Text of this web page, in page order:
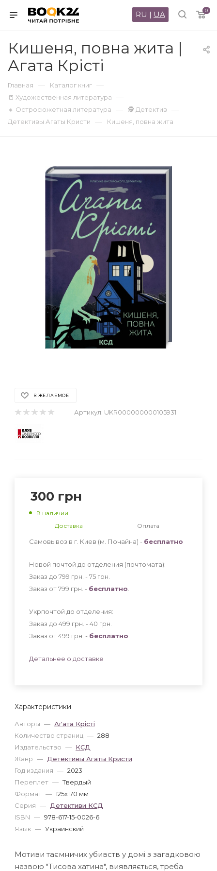
0
RU | UA
Кишеня, повна жита |
Агата Крісті
Главная — Каталог книг —
📒 Художественная литература —
🔸 Остросюжетная литература — 🕵 Детектив —
Детективы Агаты Кристи — Кишеня, повна жита
В ЖЕЛАЕМОЕ
Артикул: UKR000000000105931
Характеристики
Авторы — Аґата Крісті
Количество страниц — 288
Издательство — КСД
Жанр — Детективы Агаты Кристи
Год издания — 2023
Переплет — Твердый
Формат — 125x170 мм
Серия — Детективи КСД
ISBN — 978-617-15-0026-6
Язык — Украинский
300 грн
В наличии
Доставка
Оплата
Самовывоз в г. Киев (м. Почайна) - бесплатно
Новой почтой до отделения (почтомата):
Заказ до 799 грн. - 75 грн
Заказ от 799 грн. - бесплатно
Укрпочтой до отделения:
Заказ до 499 грн. - 40 грн
Заказ от 499 грн. - бесплатно
Детальнее о доставке
Мотиви таємничих убивств у домі з загадковою
назвою "Тисова хатина", виявляється, треба